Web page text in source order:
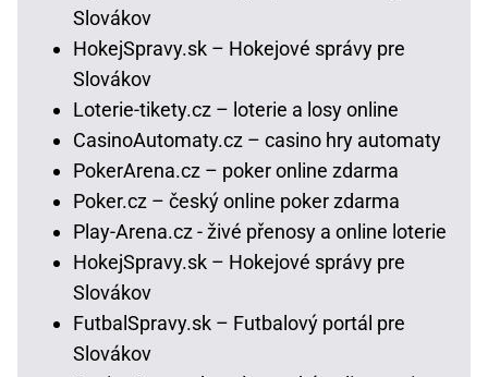
Slovákov
HokejSpravy.sk – Hokejové správy pre
Slovákov
Loterie-tikety.cz – loterie a losy online
CasinoAutomaty.cz – casino hry automaty
PokerArena.cz – poker online zdarma
Poker.cz – český online poker zdarma
Play-Arena.cz - živé přenosy a online loterie
HokejSpravy.sk – Hokejové správy pre
Slovákov
FutbalSpravy.sk – Futbalový portál pre
Slovákov